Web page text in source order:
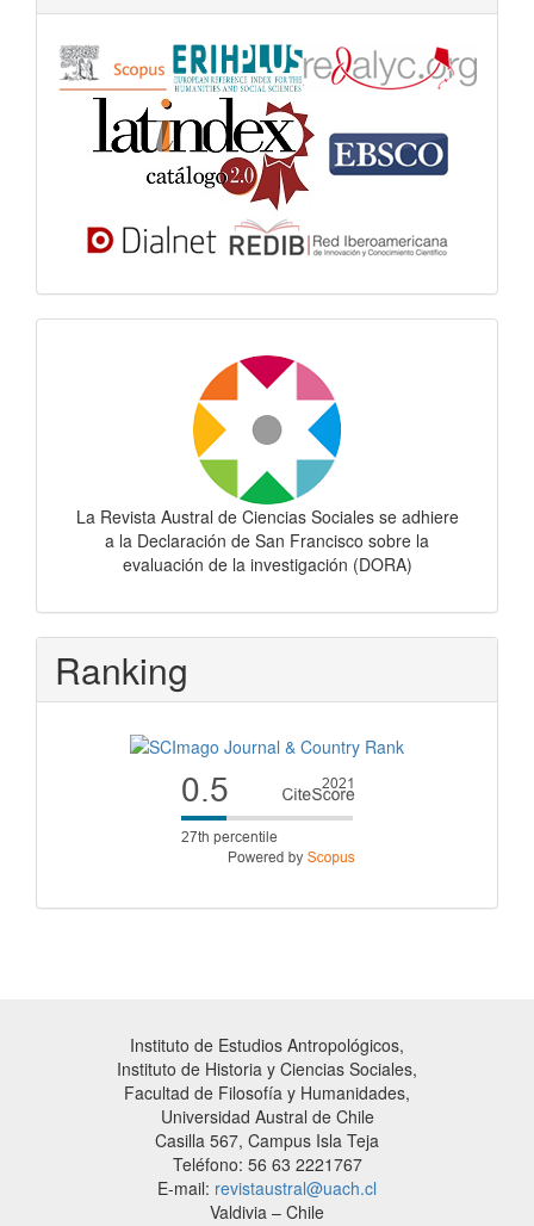
La Revista Austral de Ciencias Sociales se adhiere
a la Declaración de San Francisco sobre la
evaluación de la investigación (DORA)
Ranking
Instituto de Estudios Antropológicos,
Instituto de Historia y Ciencias Sociales,
Facultad de Filosofía y Humanidades,
Universidad Austral de Chile
Casilla 567, Campus Isla Teja
Teléfono: 56 63 2221767
E-mail: revistaustral@uach.cl
Valdivia – Chile